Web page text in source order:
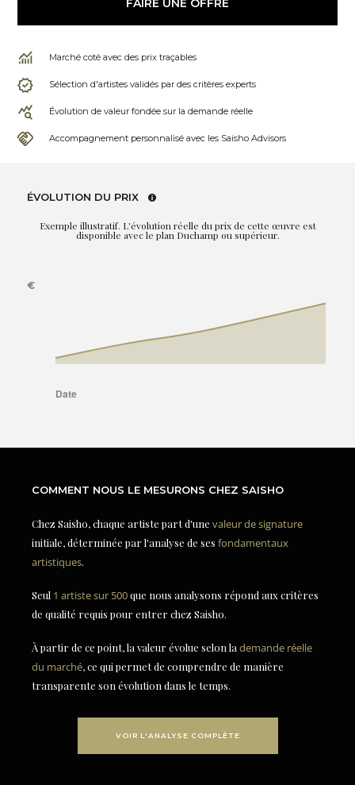
Marché coté avec des prix traçables
Sélection d'artistes validés par des critères experts
Évolution de valeur fondée sur la demande réelle
Accompagnement personnalisé avec les Saisho Advisors
ÉVOLUTION DU PRIX
Exemple illustratif. L'évolution réelle du prix de cette œuvre est
disponible avec le plan Duchamp ou supérieur.
COMMENT NOUS LE MESURONS CHEZ SAISHO
Chez Saisho, chaque artiste part d'une valeur de signature
initiale, déterminée par l'analyse de ses fondamentaux
artistiques.
Seul 1 artiste sur 500que nous analysons répond aux critères
de qualité requis pour entrer chez Saisho.
À partir de ce point, la valeur évolue selon la demande réelle
du marché, ce qui permet de comprendre de manière
transparente son évolution dans le temps.
VOIR L'ANALYSE COMPLÈTE